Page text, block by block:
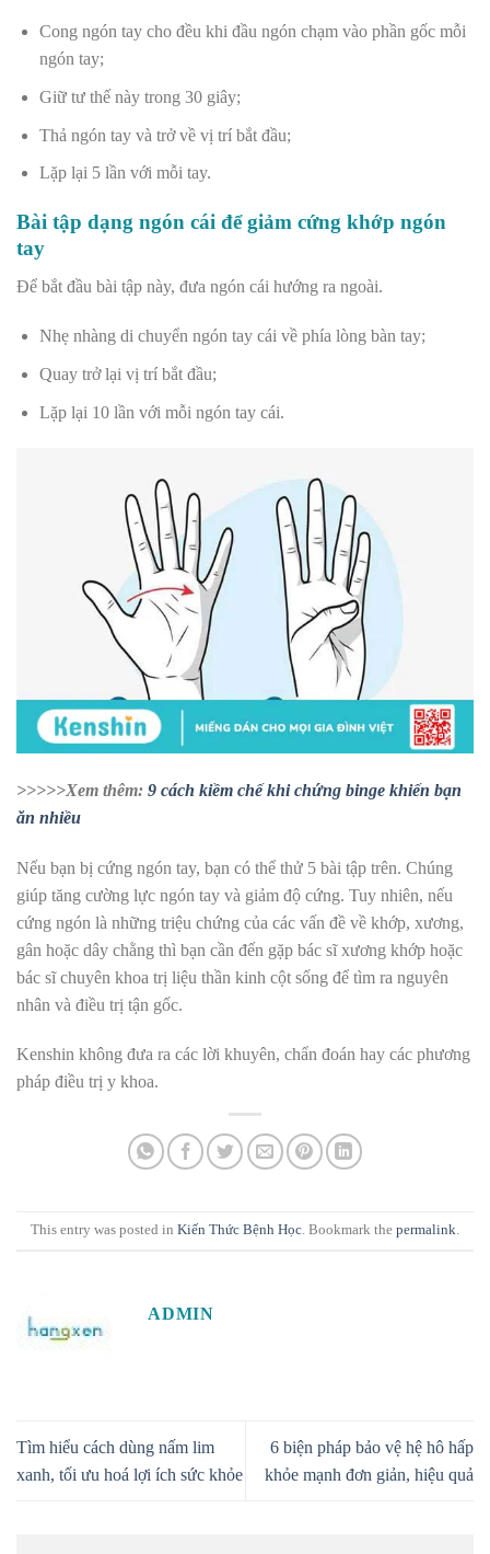
Cong ngón tay cho đều khi đầu ngón chạm vào phần gốc mỗi
ngón tay;
Giữ tư thế này trong 30 giây;
Thả ngón tay và trở về vị trí bắt đầu;
Lặp lại 5 lần với mỗi tay.
Bài tập dạng ngón cái để giảm cứng khớp ngón
tay
Để bắt đầu bài tập này, đưa ngón cái hướng ra ngoài.
Nhẹ nhàng di chuyển ngón tay cái về phía lòng bàn tay;
Quay trở lại vị trí bắt đầu;
Lặp lại 10 lần với mỗi ngón tay cái.
>>>>>Xem thêm: 9 cách kiềm chế khi chứng binge khiến bạn
ăn nhiều
Nếu bạn bị cứng ngón tay, bạn có thể thử 5 bài tập trên. Chúng
giúp tăng cường lực ngón tay và giảm độ cứng. Tuy nhiên, nếu
cứng ngón là những triệu chứng của các vấn đề về khớp, xương,
gân hoặc dây chằng thì bạn cần đến gặp bác sĩ xương khớp hoặc
bác sĩ chuyên khoa trị liệu thần kinh cột sống để tìm ra nguyên
nhân và điều trị tận gốc.
Kenshin không đưa ra các lời khuyên, chẩn đoán hay các phương
pháp điều trị y khoa.
This entry was posted in Kiến Thức Bệnh Học. Bookmark the permalink.
ADMIN
Tìm hiểu cách dùng nấm lim
xanh, tối ưu hoá lợi ích sức khỏe
6 biện pháp bảo vệ hệ hô hấp
khỏe mạnh đơn giản, hiệu quả